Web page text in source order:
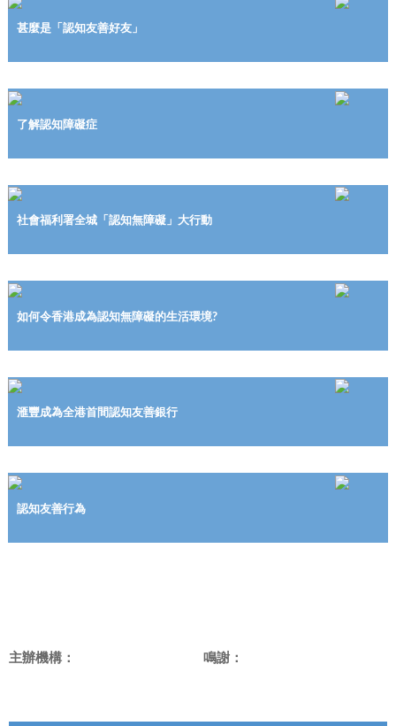
甚麼是「認知友善好友」
了解認知障礙症
社會福利署全城「認知無障礙」大行動
如何令香港成為認知無障礙的生活環境?
滙豐成為全港首間認知友善銀行
認知友善行為
主辦機構： 鳴謝：